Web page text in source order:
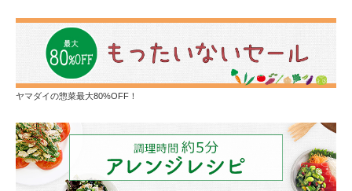
ヤマダイの惣菜最大80%OFF！